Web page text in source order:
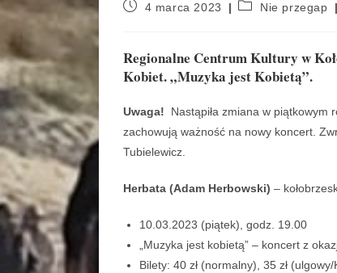
4 marca 2023 Nie przegap
Regionalne Centrum Kultury w
Kobiet. „Muzyka jest Kobietą”.
Uwaga!
Nastąpiła zmiana w
zachowują ważność na nowy koncert.
Tubielewicz.
Herbata (Adam Herbowski) –
10.03.2023 (piątek), godz. 19.00
„Muzyka jest kobietą” – koncert z
Bilety: 40 zł (normalny), 35 zł